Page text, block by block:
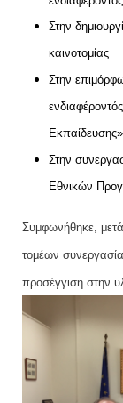
Στην
καινοτομίας
Στην
Στην
Εθνικών
Συμφωνήθηκε,
τομέων
προσέγγιση στην